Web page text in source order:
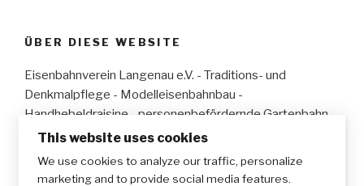
ÜBER DIESE WEBSITE
Eisenbahnverein Langenau e.V. - Traditions- und
Denkmalpflege - Modelleisenbahnbau -
Handhebeldraisine - personenbefördernde Gartenbahn
This website uses cookies
We use cookies to analyze our traffic, personalize
marketing and to provide social media features.